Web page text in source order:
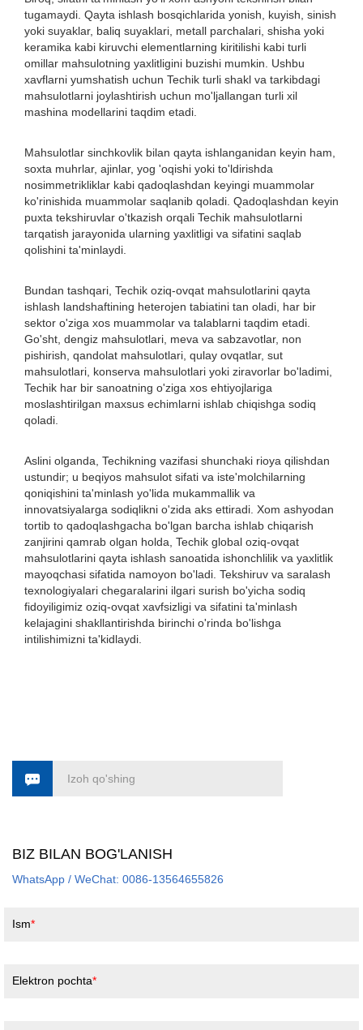
tugamaydi. Qayta ishlash bosqichlarida yonish, kuyish, sinish
yoki suyaklar, baliq suyaklari, metall parchalari, shisha yoki
keramika kabi kiruvchi elementlarning kiritilishi kabi turli
omillar mahsulotning yaxlitligini buzishi mumkin. Ushbu
xavflarni yumshatish uchun Techik turli shakl va tarkibdagi
mahsulotlarni joylashtirish uchun mo'ljallangan turli xil
mashina modellarini taqdim etadi.
Mahsulotlar sinchkovlik bilan qayta ishlanganidan keyin ham,
soxta muhrlar, ajinlar, yog 'oqishi yoki to'ldirishda
nosimmetrikliklar kabi qadoqlashdan keyingi muammolar
ko'rinishida muammolar saqlanib qoladi. Qadoqlashdan keyin
puxta tekshiruvlar o'tkazish orqali Techik mahsulotlarni
tarqatish jarayonida ularning yaxlitligi va sifatini saqlab
qolishini ta'minlaydi.
Bundan tashqari, Techik oziq-ovqat mahsulotlarini qayta
ishlash landshaftining heterojen tabiatini tan oladi, har bir
sektor o'ziga xos muammolar va talablarni taqdim etadi.
Go'sht, dengiz mahsulotlari, meva va sabzavotlar, non
pishirish, qandolat mahsulotlari, qulay ovqatlar, sut
mahsulotlari, konserva mahsulotlari yoki ziravorlar bo'ladimi,
Techik har bir sanoatning o'ziga xos ehtiyojlariga
moslashtirilgan maxsus echimlarni ishlab chiqishga sodiq
qoladi.
Aslini olganda, Techikning vazifasi shunchaki rioya qilishdan
ustundir; u beqiyos mahsulot sifati va iste'molchilarning
qoniqishini ta'minlash yo'lida mukammallik va
innovatsiyalarga sodiqlikni o'zida aks ettiradi. Xom ashyodan
tortib to qadoqlashgacha bo'lgan barcha ishlab chiqarish
zanjirini qamrab olgan holda, Techik global oziq-ovqat
mahsulotlarini qayta ishlash sanoatida ishonchlilik va yaxlitlik
mayoqchasi sifatida namoyon bo'ladi. Tekshiruv va saralash
texnologiyalari chegaralarini ilgari surish bo'yicha sodiq
fidoyiligimiz oziq-ovqat xavfsizligi va sifatini ta'minlash
kelajagini shakllantirishda birinchi o'rinda bo'lishga
intilishimizni ta'kidlaydi.
Izoh qo'shing
BIZ BILAN BOG'LANISH
WhatsApp / WeChat: 0086-13564655826
Ism
Elektron pochta